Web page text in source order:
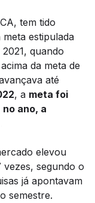
tem tido
estipulada
quando
da meta de
até
, a meta foi
no ano, a
elevou
vezes, segundo o
já apontavam
semestre.